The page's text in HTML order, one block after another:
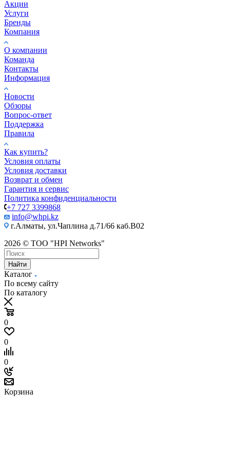
Акции
Услуги
Бренды
Компания
О компании
Команда
Контакты
Информация
Новости
Обзоры
Вопрос-ответ
Поддержка
Правила
Как купить?
Условия оплаты
Условия доставки
Возврат и обмен
Гарантия и сервис
Политика конфиденциальности
+7 727 3399868
info@whpi.kz
г.Алматы, ул.Чаплина д.71/66 каб.B02
2026 © ТОО "HPI Networks"
Найти
Каталог
По всему сайту
По каталогу
0
0
0
Корзина